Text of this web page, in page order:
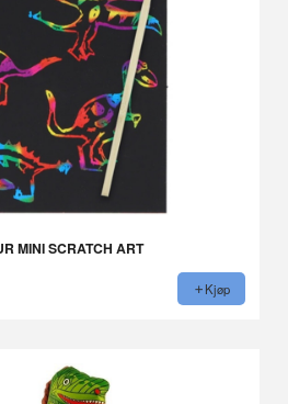
MINI SCRATCH ART
Kjøp